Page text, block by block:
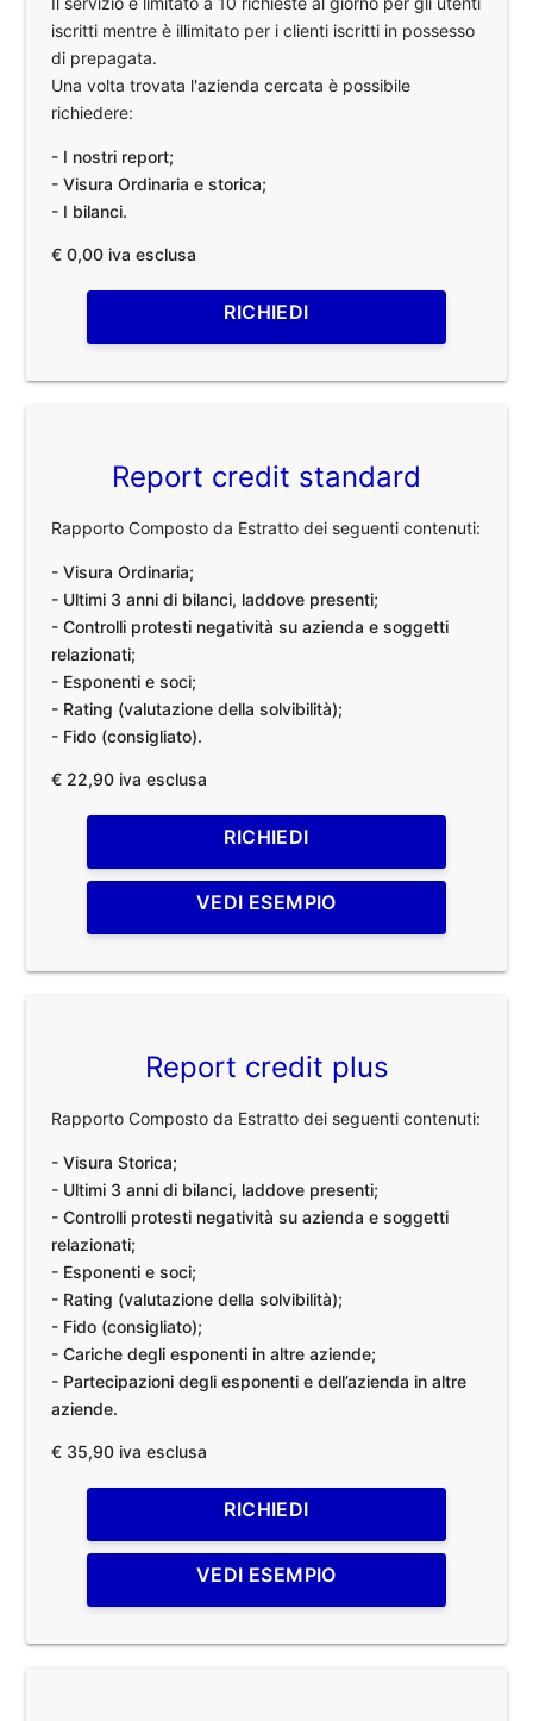
iscritti mentre è illimitato per i clienti iscritti in possesso
di prepagata.
Una volta trovata l'azienda cercata è possibile
richiedere:
- I nostri report;
- Visura Ordinaria e storica;
- I bilanci.
€ 0,00 iva esclusa
RICHIEDI
Report credit standard
Rapporto Composto da Estratto dei seguenti contenuti:
- Visura Ordinaria;
- Ultimi 3 anni di bilanci, laddove presenti;
- Controlli protesti negatività su azienda e soggetti
relazionati;
- Esponenti e soci;
- Rating (valutazione della solvibilità);
- Fido (consigliato).
€ 22,90 iva esclusa
RICHIEDI
VEDI ESEMPIO
Report credit plus
Rapporto Composto da Estratto dei seguenti contenuti:
- Visura Storica;
- Ultimi 3 anni di bilanci, laddove presenti;
- Controlli protesti negatività su azienda e soggetti
relazionati;
- Esponenti e soci;
- Rating (valutazione della solvibilità);
- Fido (consigliato);
- Cariche degli esponenti in altre aziende;
- Partecipazioni degli esponenti e dell’azienda in altre
aziende.
€ 35,90 iva esclusa
RICHIEDI
VEDI ESEMPIO